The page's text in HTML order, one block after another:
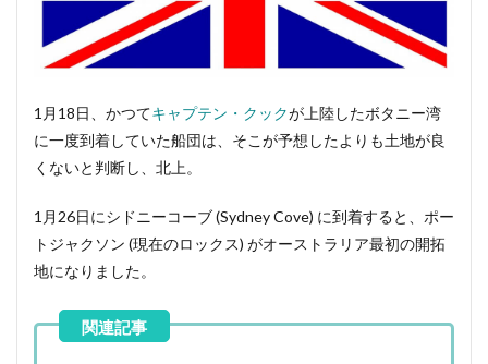
1月18日、かつてキャプテン・クックが上陸したボタニー湾
に一度到着していた船団は、そこが予想したよりも土地が良
くないと判断し、北上。
1月26日にシドニーコーブ (Sydney Cove) に到着すると、ポー
トジャクソン (現在のロックス) がオーストラリア最初の開拓
地になりました。